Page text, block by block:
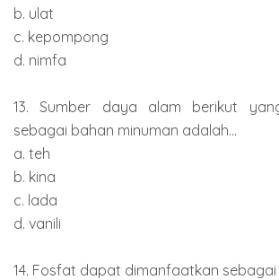
b. ulat
c. kepompong
d. nimfa
13. Sumber daya alam berikut
sebagai bahan minuman adalah...
a. teh
b. kina
c. lada
d. vanili
14. Fosfat dapat dimanfaatkan sebagai